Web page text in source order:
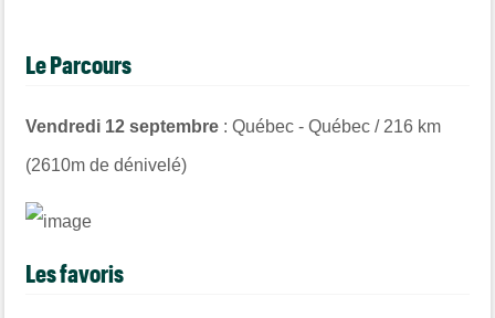
Le Parcours
Vendredi 12 septembre : Québec - Québec / 216 km
(2610m de dénivelé)
Les favoris